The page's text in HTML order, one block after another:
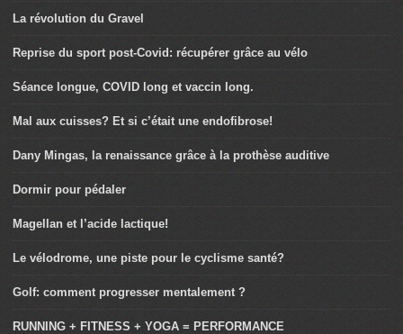
La révolution du Gravel
Reprise du sport post-Covid: récupérer grâce au vélo
Séance longue, COVID long et vaccin long.
Mal aux cuisses? Et si c’était une endofibrose!
Dany Mingas, la renaissance grâce à la prothèse auditive
Dormir pour pédaler
Magellan et l’acide lactique!
Le vélodrome, une piste pour le cyclisme santé?
Golf: comment progresser mentalement ?
RUNNING + FITNESS + YOGA = PERFORMANCE